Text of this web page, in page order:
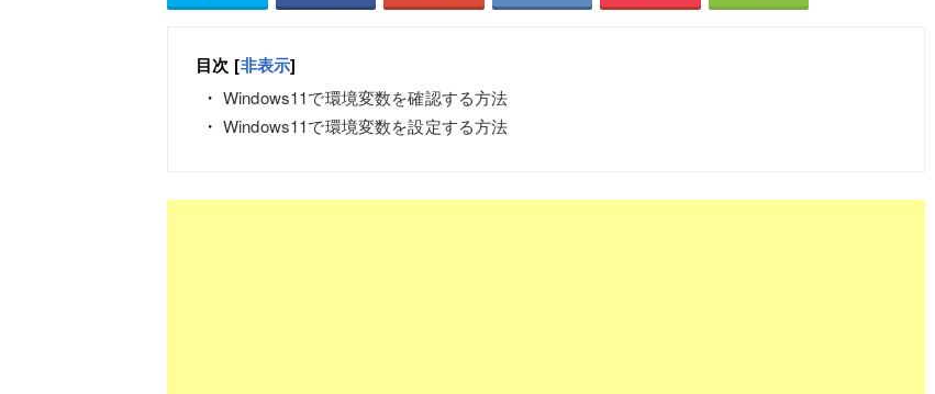
目次 [非表示]
Windows11で環境変数を確認する方法
Windows11で環境変数を設定する方法